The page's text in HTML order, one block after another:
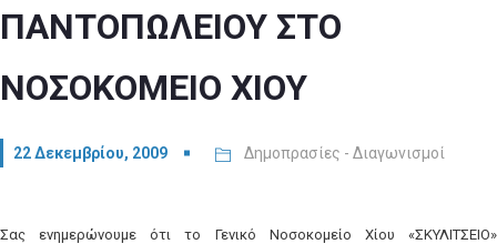
ΠΑΝΤΟΠΩΛΕΙΟΥ ΣΤΟ
ΝΟΣΟΚΟΜΕΙΟ ΧΙΟΥ
22 Δεκεμβρίου, 2009 Δημοπρασίες - Διαγωνισμοί
Σας ενημερώνουμε ότι το Γενικό Νοσοκομείο Χίου «ΣΚΥΛΙΤΣΕΙΟ»